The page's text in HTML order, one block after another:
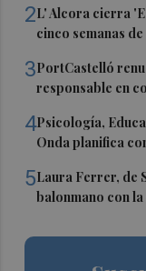
2L' Alcora cierra
cinco semanas
3PortCastelló
responsable en
4Psicología,
Onda planifica
5Laura Ferrer, de
balonmano con